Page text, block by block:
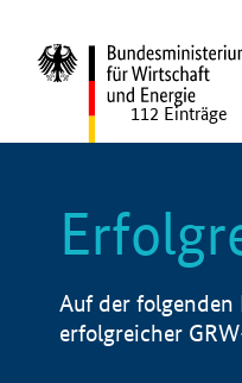
112 Einträge
Auf der folgenden
erfolgreicher